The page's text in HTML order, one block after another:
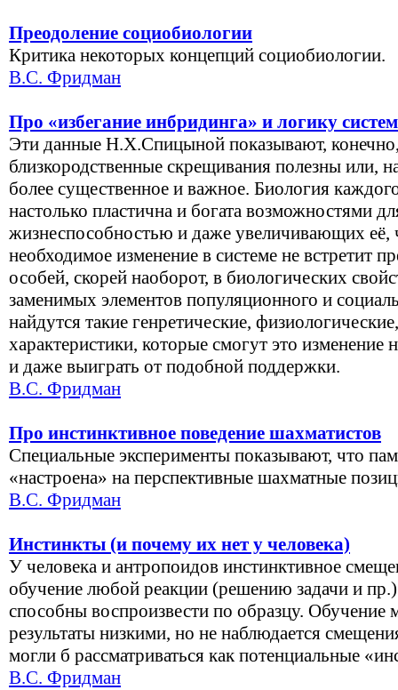
Преодоление социобиологии
Критика некоторых концепций социобиологии.
В.С. Фридман
Про «избегание инбридинга» и логику
Эти данные Н.Х.Спицыной показывают,
близкородственные скрещивания полезны или,
более существенное и важное. Биология
настолько пластична и богата возможностями
жизнеспособностью и даже увеличивающих её,
необходимое изменение в системе не встретит
особей, скорей наоборот, в биологических
заменимых элементов популяционного и
найдутся такие генретические,
характеристики, которые смогут это изменение
и даже выиграть от подобной поддержки.
В.С. Фридман
Про инстинктивное поведение шахматистов
Специальные эксперименты показывают, что
«настроена» на перспективные шахматные
В.С. Фридман
Инстинкты (и почему их нет у человека)
У человека и антропоидов инстинктивное
обучение любой реакции (решению задачи и
способны воспроизвести по образцу. Обучение
результаты низкими, но не наблюдается
могли б рассматриваться как потенциальные
В.С. Фридман